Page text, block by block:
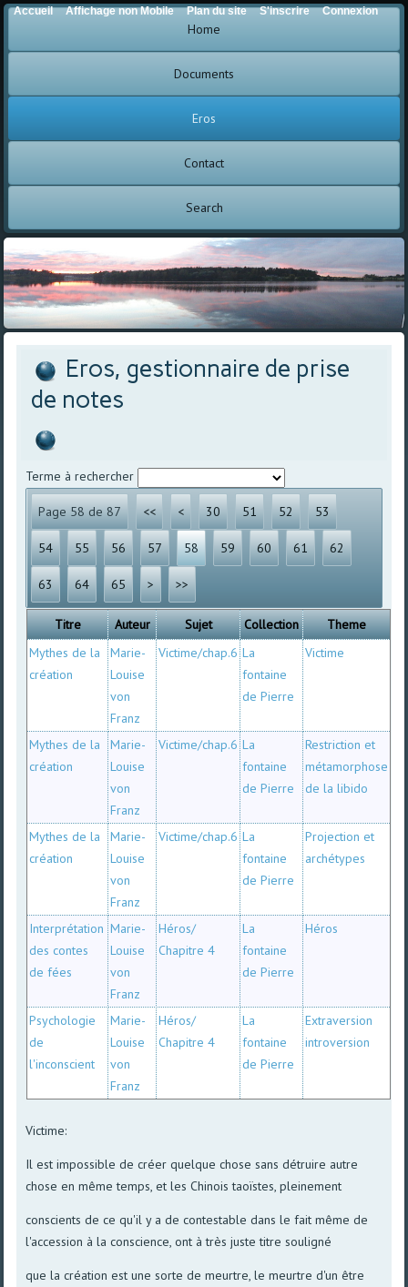
Home
Documents
Eros
Contact
Search
Eros, gestionnaire de prise
de notes
Terme à rechercher
Page 58 de 87 << < 30 51 52 53
54 55 56 57 58 59 60 61 62
63 64 65 > >>
Titre Auteur Sujet Collection
Theme
Mythes de la
création
Marie-
Louise
von
Franz
Victime/chap.6 La
fontaine
de Pierre
Victime
Mythes de la
création
Marie-
Louise
von
Franz
Victime/chap.6 La
fontaine
de Pierre
Restriction et
métamorphose
de la libido
Mythes de la
création
Marie-
Louise
von
Franz
Victime/chap.6 La
fontaine
de Pierre
Projection et
archétypes
Interprétation
des contes
de fées
Marie-
Louise
von
Franz
Héros/
Chapitre 4
La
fontaine
de Pierre
Héros
Psychologie
de
l'inconscient
Marie-
Louise
von
Franz
Héros/
Chapitre 4
La
fontaine
de Pierre
Extraversion
introversion
Victime:
Il est impossible de créer quelque chose sans détruire autre
chose en même temps, et les Chinois taoïstes, pleinement
conscients de ce qu'il y a de contestable dans le fait même de
l'accession à la conscience, ont à très juste titre souligné
que la création est une sorte de meurtre, le meurtre d'un être
Accueil Affichage non Mobile Plan du site S'inscrire Connexion